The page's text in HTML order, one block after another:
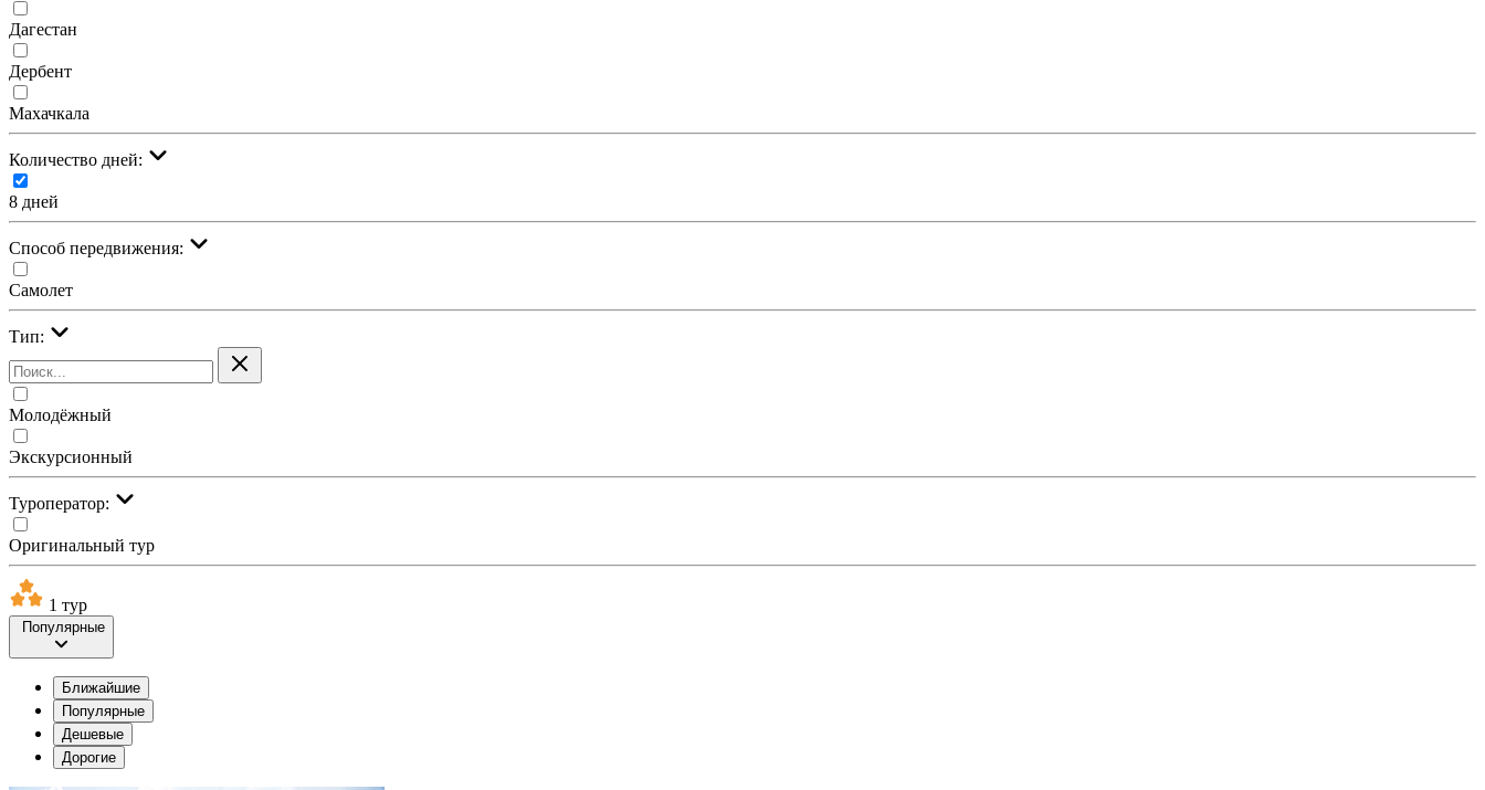
Дагестан
Дербент
Махачкала
Количество дней:
8 дней
Cпособ передвижения:
Самолет
Тип:
Молодёжный
Экскурсионный
Туроператор:
Оригинальный тур
1 тур
Популярные
Ближайшие
Популярные
Дешевые
Дорогие